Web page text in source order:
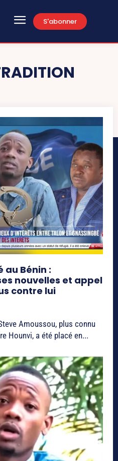
S'abonner
au Bénin :
nouvelles et appel
contre lui
Amoussou, plus connu
Hounvi, a été placé en...